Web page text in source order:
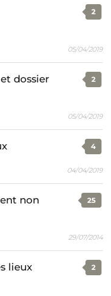
2
05/04/2019
dossier
2
05/04/2019
4
04/04/2019
non
25
29/07/2014
lieux
2